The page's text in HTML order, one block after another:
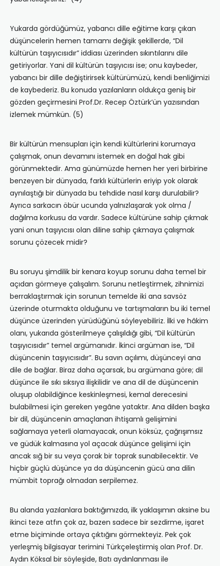
Yukarda gördüğümüz, yabancı dille eğitime karşı çıkan
düşüncelerin hemen tamamı değişik şekillerde, “Dil
kültürün taşıyıcısıdır” iddiası üzerinden sıkıntılarını dile
getiriyorlar. Yani dil kültürün taşıyıcısı ise; onu kaybeder,
yabancı bir dille değiştirirsek kültürümüzü, kendi benliğimizi
de kaybederiz. Bu konuda yazılanların oldukça geniş bir
gözden geçirmesini Prof.Dr. Recep Öztürk’ün yazısından
izlemek mümkün. (5)
Bir kültürün mensupları için kendi kültürlerini korumaya
çalışmak, onun devamını istemek en doğal hak gibi
görünmektedir. Ama günümüzde hemen her yeri birbirine
benzeyen bir dünyada, farklı kültürlerin eriyip yok olarak
aynılaştığı bir dünyada bu tehdide nasıl karşı durulabilir?
Ayrıca sarkacın öbür ucunda yalnızlaşarak yok olma /
dağılma korkusu da vardır. Sadece kültürüne sahip çıkmak
yani onun taşıyıcısı olan diline sahip çıkmaya çalışmak
sorunu çözecek midir?
Bu soruyu şimdilik bir kenara koyup sorunu daha temel bir
açıdan görmeye çalışalım. Sorunu netleştirmek, zihnimizi
berraklaştırmak için sorunun temelde iki ana savsöz
üzerinde oturmakta olduğunu ve tartışmaların bu iki temel
düşünce üzerinden yürüdüğünü söyleyebiliriz. İlki ve hâkim
olanı, yukarıda gösterilmeye çalışıldığı gibi, “Dil kültürün
taşıyıcısıdır” temel argümanıdır. İkinci argüman ise, “Dil
düşüncenin taşıyıcısıdır”. Bu savın açılımı, düşünceyi ana
dile de bağlar. Biraz daha açarsak, bu argümana göre; dil
düşünce ile sıkı sıksıya ilişkilidir ve ana dil de düşüncenin
oluşup olabildiğince keskinleşmesi, kemal derecesini
bulabilmesi için gereken yegâne yataktır. Ana dilden başka
bir dil, düşüncenin amaçlanan ihtişamlı gelişimini
sağlamaya yeterli olamayacak, onun köksüz, çağrışımsız
ve güdük kalmasına yol açacak düşünce gelişimi için
ancak sığ bir su veya çorak bir toprak sunabilecektir. Ve
hiçbir güçlü düşünce ya da düşüncenin gücü ana dilin
mümbit toprağı olmadan serpilemez.
Bu alanda yazılanlara baktığımızda, ilk yaklaşımın aksine bu
ikinci teze atfın çok az, bazen sadece bir sezdirme, işaret
etme biçiminde ortaya çıktığını görmekteyiz. Pek çok
yerleşmiş bilgisayar terimini Türkçeleştirmiş olan Prof. Dr.
Aydın Köksal bir söyleşide, Batı aydınlanması ile